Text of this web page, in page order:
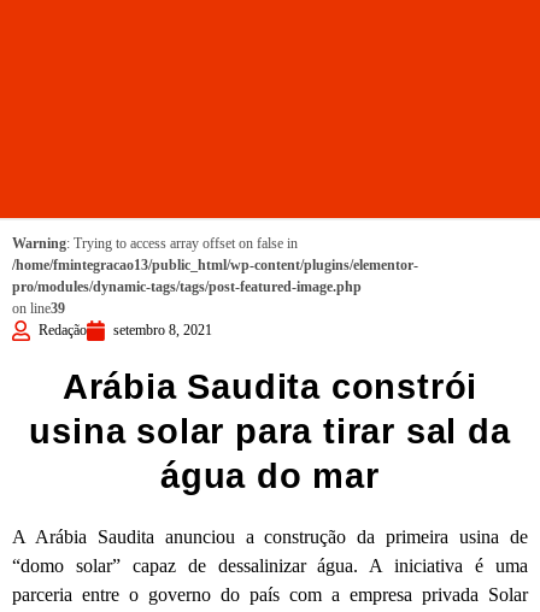
Warning: Trying to access array offset on false in
/home/fmintegracao13/public_html/wp-content/plugins/elementor-
pro/modules/dynamic-tags/tags/post-featured-image.php
on line39
Redação
setembro 8, 2021
Arábia Saudita constrói
usina solar para tirar sal da
água do mar
A Arábia Saudita anunciou a construção da primeira usina de
“domo solar” capaz de dessalinizar água. A iniciativa é uma
parceria entre o governo do país com a empresa privada Solar